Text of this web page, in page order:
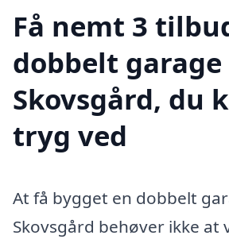
Få nemt 3
dobbelt garage
Skovsgård, du
tryg ved
At få bygget en dobbelt
Skovsgård behøver ikke at